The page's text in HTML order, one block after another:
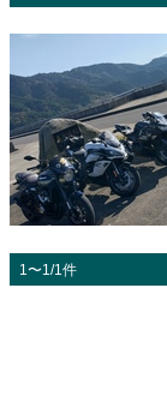
1〜1/1件